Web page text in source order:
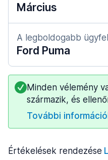
Március
A legboldogabb
Ford Puma
Minden vélemény
származik, és
További
Értékelések rendezése